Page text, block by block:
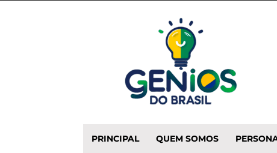
PRINCIPAL QUEM SOMOS